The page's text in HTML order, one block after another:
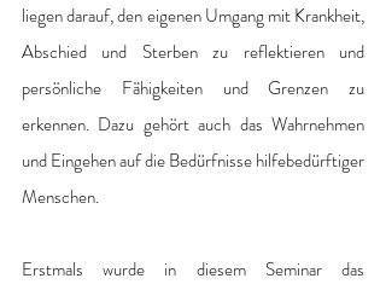
liegen darauf, den eigenen Umgang mit Krankheit,
Abschied und Sterben zu reflektieren und
persönliche Fähigkeiten und Grenzen zu
erkennen. Dazu gehört auch das Wahrnehmen
und Eingehen auf die Bedürfnisse hilfebedürftiger
Menschen.
Erstmals wurde in diesem Seminar das